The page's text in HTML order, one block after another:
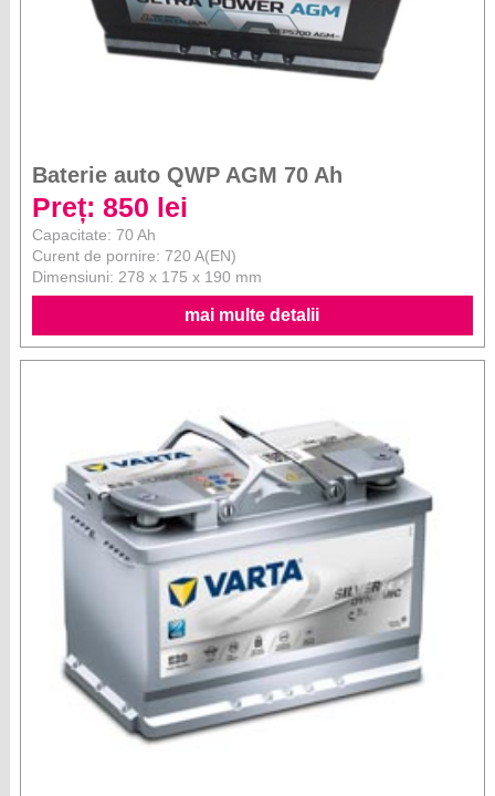
Baterie auto QWP AGM 70 Ah
Preț: 850 lei
Capacitate: 70 Ah
Curent de pornire: 720 A(EN)
Dimensiuni: 278 x 175 x 190 mm
mai multe detalii